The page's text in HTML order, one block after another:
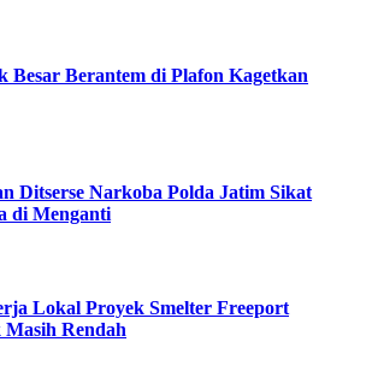
Besar Berantem di Plafon Kagetkan
Ditserse Narkoba Polda Jatim Sikat
di Menganti
Lokal Proyek Smelter Freeport
Rendah